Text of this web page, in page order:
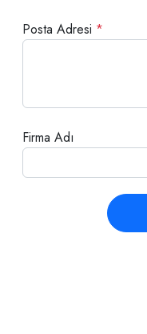
Posta Adresi *
Firma Adı